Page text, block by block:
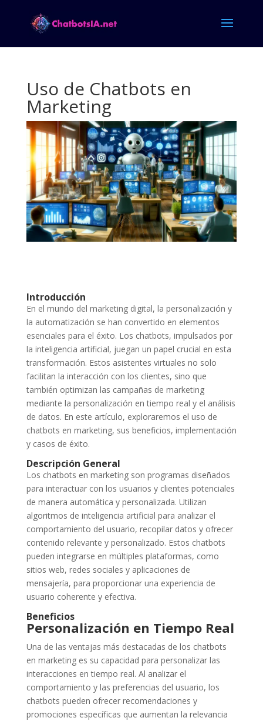
Uso de Chatbots en
Marketing
Introducción
En el mundo del marketing digital, la personalización y
la automatización se han convertido en elementos
esenciales para el éxito. Los chatbots, impulsados por
la inteligencia artificial, juegan un papel crucial en esta
transformación. Estos asistentes virtuales no solo
facilitan la interacción con los clientes, sino que
también optimizan las campañas de marketing
mediante la personalización en tiempo real y el análisis
de datos. En este artículo, exploraremos el uso de
chatbots en marketing, sus beneficios, implementación
y casos de éxito.
Descripción General
Los chatbots en marketing son programas diseñados
para interactuar con los usuarios y clientes potenciales
de manera automática y personalizada. Utilizan
algoritmos de inteligencia artificial para analizar el
comportamiento del usuario, recopilar datos y ofrecer
contenido relevante y personalizado. Estos chatbots
pueden integrarse en múltiples plataformas, como
sitios web, redes sociales y aplicaciones de
mensajería, para proporcionar una experiencia de
usuario coherente y efectiva.
Beneficios
Personalización en Tiempo Real
Una de las ventajas más destacadas de los chatbots
en marketing es su capacidad para personalizar las
interacciones en tiempo real. Al analizar el
comportamiento y las preferencias del usuario, los
chatbots pueden ofrecer recomendaciones y
promociones específicas que aumentan la relevancia